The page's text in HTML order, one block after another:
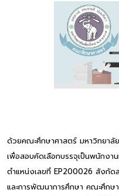
ด้วยคณะศึกษาศาสตร์ มหาวิทยาลั
เพื่อสอบคัดเลือกบรรจุเป็นพนักงา
ตำแหน่งเลขที่ EP200026 สังกัด
และการพัฒนาการศึกษา คณะศึกษ